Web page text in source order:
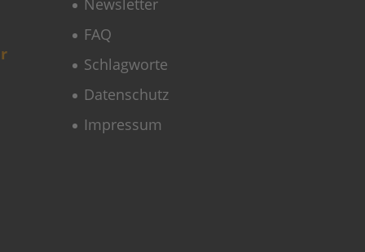
Newsletter
FAQ
Schlagworte
Datenschutz
Impressum